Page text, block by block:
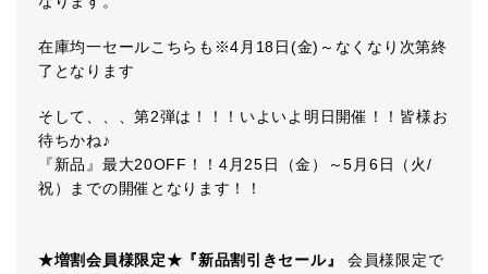
在庫均一セールこちらも※4月18日(金)～なくなり次第終
了となります
そして、、、第2弾は！！！いよいよ明日開催！！皆様お
待ちかね♪
『新品』最大20OFF！！4月25日（金）～5月6日（火/
祝）までの開催となります！！
★増割会員様限定★『新品割引きセール』
会員様限定で